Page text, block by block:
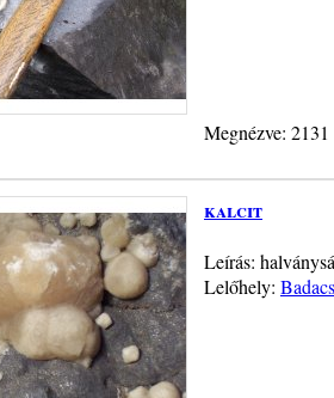
Megnézve:
kalcit
Leírás:
Lelőhely: